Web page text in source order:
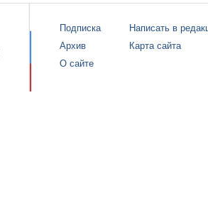
Подписка
Архив
О сайте
Написать в
Карта сайта